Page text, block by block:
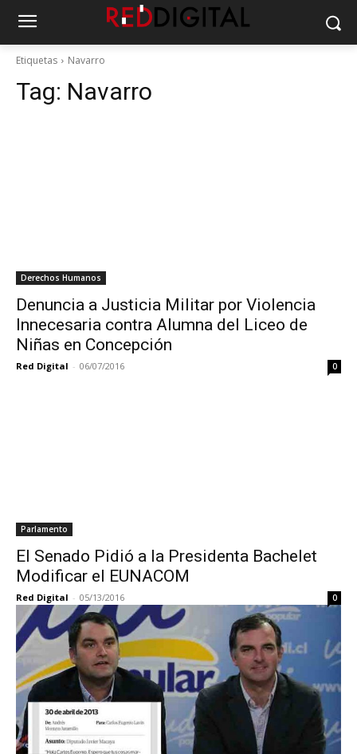
Etiquetas Navarro
Tag: Navarro
Derechos Humanos
Denuncia a Justicia Militar por Violencia
Innecesaria contra Alumna del Liceo de
Niñas en Concepción
Red Digital - 06/07/2016 0
Parlamento
El Senado Pidió a la Presidenta Bachelet
Modificar el EUNACOM
Red Digital - 05/13/2016 0